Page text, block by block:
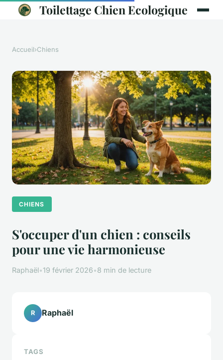
Toilettage Chien Ecologique
Accueil›Chiens
CHIENS
S'occuper d'un chien : conseils
pour une vie harmonieuse
Raphaël•19 février 2026•8 min de lecture
R Raphaël
TAGS